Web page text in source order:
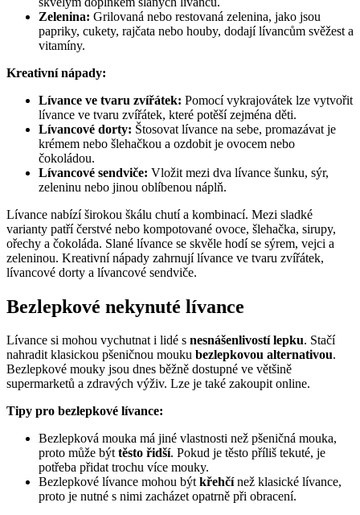
Zelenina: Grilovaná nebo restovaná zelenina, jako jsou
papriky, cukety, rajčata nebo houby, dodají lívancům svěžest a
vitamíny.
Kreativní nápady:
Lívance ve tvaru zvířátek: Pomocí vykrajovátek lze vytvořit
lívance ve tvaru zvířátek, které potěší zejména děti.
Lívancové dorty: Štosovat lívance na sebe, promazávat je
krémem nebo šlehačkou a ozdobit je ovocem nebo
čokoládou.
Lívancové sendviče: Vložit mezi dva lívance šunku, sýr,
zeleninu nebo jinou oblíbenou náplň.
Lívance nabízí širokou škálu chutí a kombinací. Mezi sladké
varianty patří čerstvé nebo kompotované ovoce, šlehačka, sirupy,
ořechy a čokoláda. Slané lívance se skvěle hodí se sýrem, vejci a
zeleninou. Kreativní nápady zahrnují lívance ve tvaru zvířátek,
lívancové dorty a lívancové sendviče.
Bezlepkové nekynuté lívance
Lívance si mohou vychutnat i lidé s nesnášenlivostí lepku. Stačí
nahradit klasickou pšeničnou mouku bezlepkovou alternativou.
Bezlepkové mouky jsou dnes běžně dostupné ve většině
supermarketů a zdravých výživ. Lze je také zakoupit online.
Tipy pro bezlepkové lívance:
Bezlepková mouka má jiné vlastnosti než pšeničná mouka,
proto může býttěsto řidší. Pokud je těsto příliš tekuté, je
potřeba přidat trochu více mouky.
Bezlepkové lívance mohou býtkřehčínež klasické lívance,
proto je nutné s nimi zacházet opatrně při obracení.